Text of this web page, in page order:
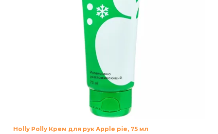
Holly Polly Крем для рук Apple pie, 75 мл